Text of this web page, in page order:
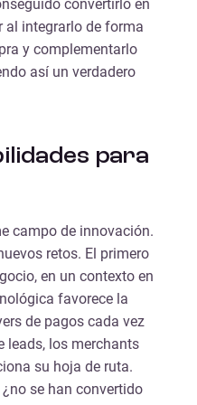
convertirlo en
al integrarlo de forma
y complementarlo
así un verdadero
para
campo de innovación.
retos. El primero
en un contexto en
favorece la
de pagos cada vez
leads, los merchants
su hoja de ruta.
se han convertido